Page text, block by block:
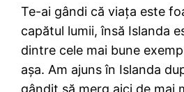
Te-ai gândi că viața este
capătul lumii, însă Islanda
dintre cele mai bune
așa. Am ajuns în Islanda
gândit să merg aici de mai